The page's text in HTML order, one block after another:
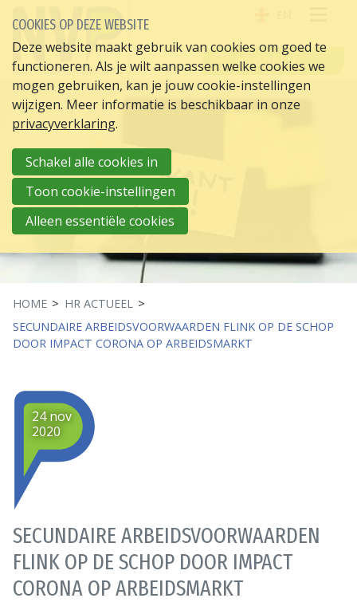
INLOGGEN
HOME
HR ACTUEEL
SECUNDAIRE ARBEIDSVOORWAARDEN FLINK OP DE SCHOP
DOOR IMPACT CORONA OP ARBEIDSMARKT
SECUNDAIRE ARBEIDSVOORWAARDEN
FLINK OP DE SCHOP DOOR IMPACT
CORONA OP ARBEIDSMARKT
24 nov
2020
COOKIES OP DEZE WEBSITE
Deze website maakt gebruik van cookies om goed te
functioneren. Als je wilt aanpassen welke cookies we
mogen gebruiken, kan je jouw cookie-instellingen
wijzigen. Meer informatie is beschikbaar in onze
privacyverklaring.
Schakel alle cookies in
Toon cookie-instellingen
Alleen essentiële cookies